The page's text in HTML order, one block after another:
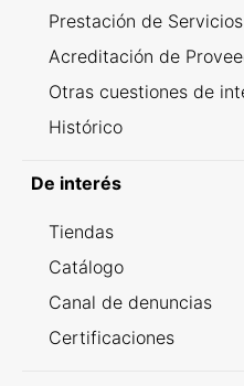
Prestación de Servicios
Acreditación de
Otras cuestiones de
Histórico
De interés
Tiendas
Catálogo
Canal de denuncias
Certificaciones